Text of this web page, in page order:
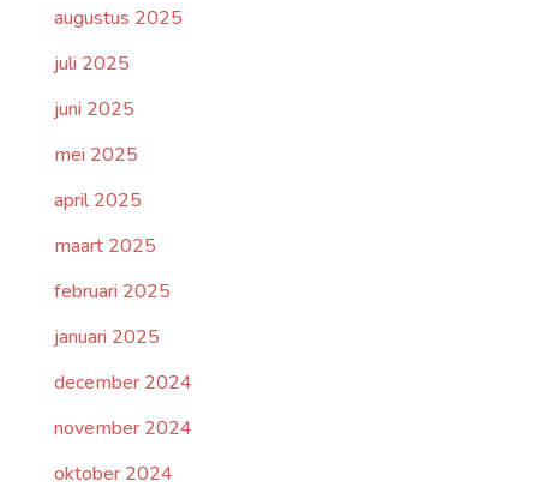
augustus 2025
juli 2025
juni 2025
mei 2025
april 2025
maart 2025
februari 2025
januari 2025
december 2024
november 2024
oktober 2024